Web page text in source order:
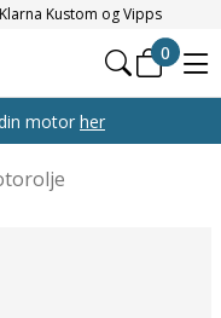
Kustom og Vipps
0
motor her